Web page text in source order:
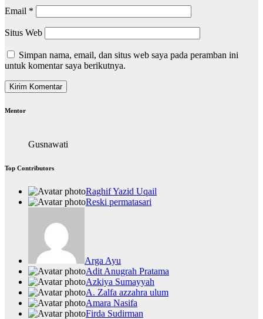
Email *
Situs Web
Simpan nama, email, dan situs web saya pada peramban ini
untuk komentar saya berikutnya.
Mentor
Gusnawati
Top Contributors
Raghif Yazid Uqail
Reski permatasari
Arga Ayu
Adit Anugrah Pratama
Azkiya Sumayyah
A. Zalfa azzahra ulum
Amara Nasifa
Firda Sudirman